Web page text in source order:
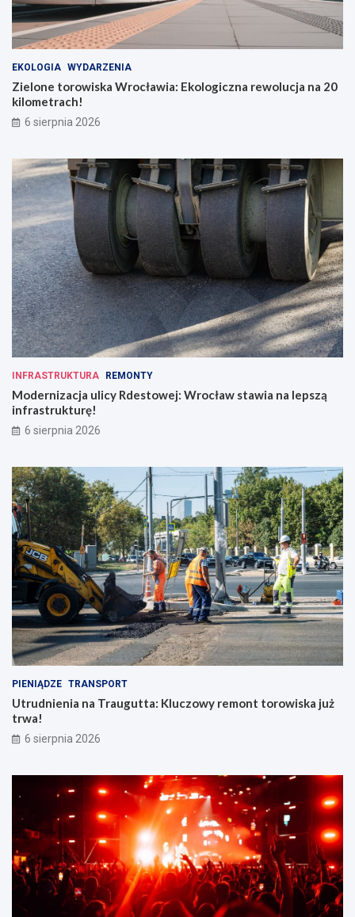
b
o
h
t
e
r
ó
o
d
z
e
n
n
o
ś
c
i
EKOLOGIA WYDARZENIA
Zielone torowiska Wrocławia: Ekologiczna rewolucja na 20
kilometrach!
6 sierpnia 2026
INFRASTRUKTURA REMONTY
Modernizacja ulicy Rdestowej: Wrocław stawia na lepszą
infrastrukturę!
6 sierpnia 2026
PIENIĄDZE TRANSPORT
Utrudnienia na Traugutta: Kluczowy remont torowiska już
trwa!
6 sierpnia 2026